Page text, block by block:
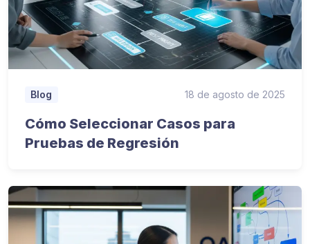
Blog 18 de agosto de 2025
Cómo Seleccionar Casos para
Pruebas de Regresión